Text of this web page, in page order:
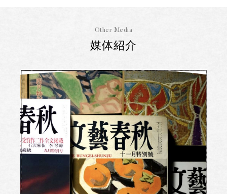
Other Media
媒体紹介